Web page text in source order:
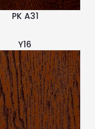
PK A31
Y16